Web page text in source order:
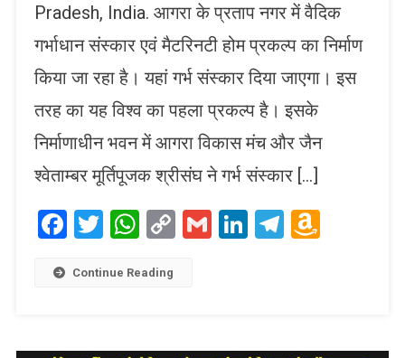
Pradesh, India. आगरा के प्रताप नगर में वैदिक
गर्भाधान संस्कार एवं मैटरिनटी होम प्रकल्प का निर्माण
किया जा रहा है। यहां गर्भ संस्कार दिया जाएगा। इस
तरह का यह विश्व का पहला प्रकल्प है। इसके
निर्माणाधीन भवन में आगरा विकास मंच और जैन
श्वेताम्बर मूर्तिपूजक श्रीसंघ ने गर्भ संस्कार […]
Facebook
Twitter
WhatsApp
CopyGmailLinkedIn
Telegram
Continue Reading